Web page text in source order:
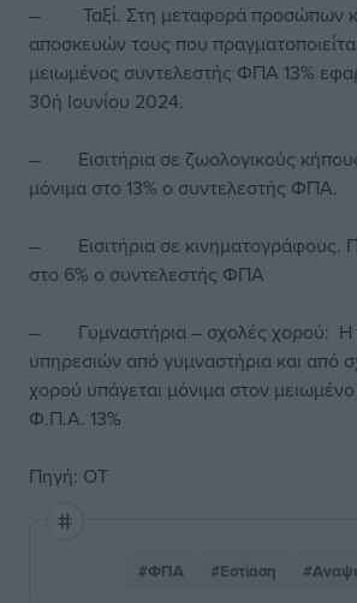
– Ταξί. Στη μεταφορά προσώπων
αποσκευών τους που
μειωμένος συντελεστής ΦΠΑ 13%
30ή Ιουνίου 2024.
– Εισιτήρια σε ζωολογικούς
μόνιμα στο 13% ο συντελεστής ΦΠΑ.
– Εισιτήρια σε κινηματογράφους.
στο 6% ο συντελεστής ΦΠΑ
– Γυμναστήρια – σχολές χορού: Η
υπηρεσιών από γυμναστήρια και από
χορού υπάγεται μόνιμα στον
Φ.Π.Α. 13%
Πηγή: ΟΤ
#ΦΠΑ #Εστίαση